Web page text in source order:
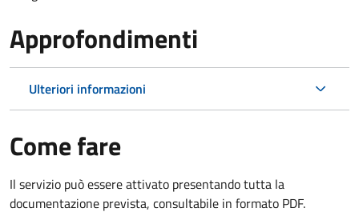
Approfondimenti
Ulteriori informazioni
Come fare
Il servizio può essere attivato presentando tutta la
documentazione prevista, consultabile in formato PDF.